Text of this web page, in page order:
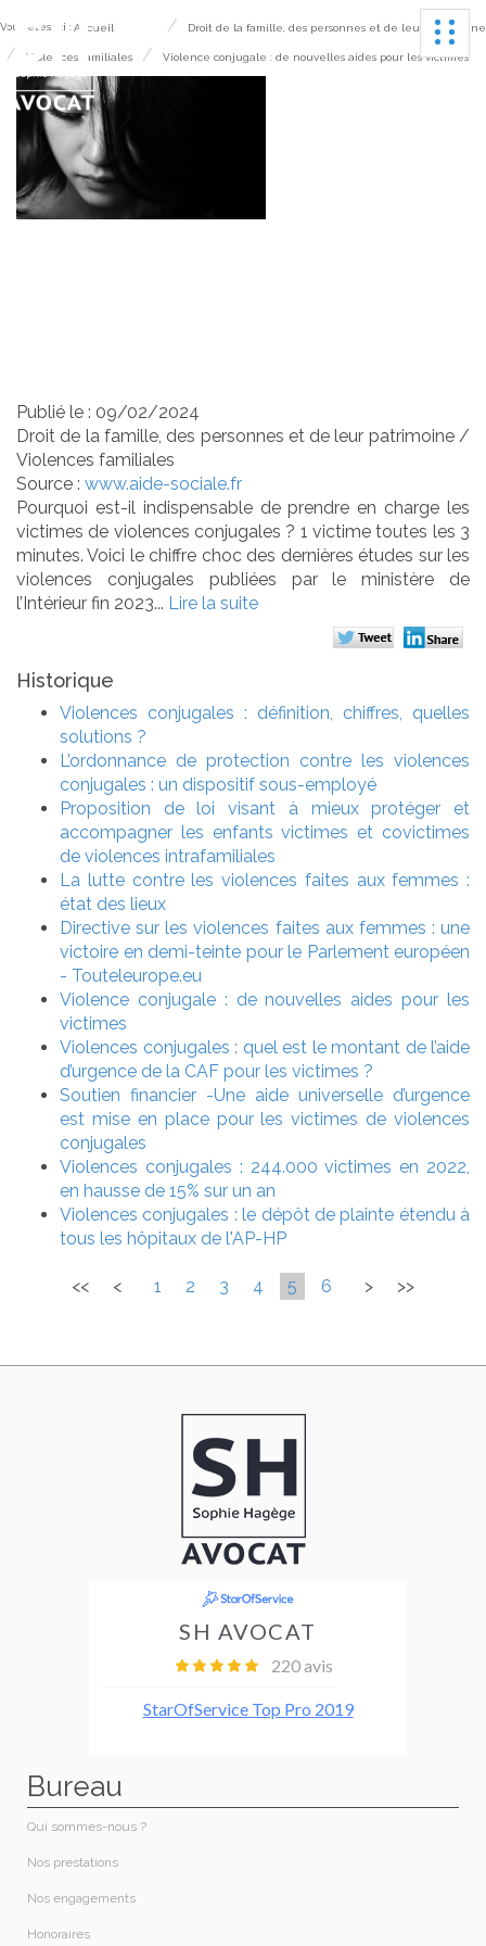
Vous êtes ici :Accueil Droit de la famille, des personnes et de leur patrimoine
Violences familiales Violence conjugale : de nouvelles aides pour les victimes
Publié le : 09/02/2024
Droit de la famille, des personnes et de leur patrimoine/
Violences familiales
Source : www.aide-sociale.fr
Pourquoi est-il indispensable de prendre en charge les
victimes de violences conjugales ? 1 victime toutes les 3
minutes. Voici le chiffre choc des dernières études sur les
violences conjugales publiées par le ministère de
l’Intérieur fin 2023... Lire la suite
Historique
Violences conjugales : définition, chiffres, quelles
solutions ?
L’ordonnance de protection contre les violences
conjugales : un dispositif sous-employé
Proposition de loi visant à mieux protéger et
accompagner les enfants victimes et covictimes
de violences intrafamiliales
La lutte contre les violences faites aux femmes :
état des lieux
Directive sur les violences faites aux femmes : une
victoire en demi-teinte pour le Parlement européen
- Touteleurope.eu
Violence conjugale : de nouvelles aides pour les
victimes
Violences conjugales : quel est le montant de l’aide
d’urgence de la CAF pour les victimes ?
Soutien financier -Une aide universelle d’urgence
est mise en place pour les victimes de violences
conjugales
Violences conjugales : 244.000 victimes en 2022,
en hausse de 15% sur un an
Violences conjugales : le dépôt de plainte étendu à
tous les hôpitaux de l'AP-HP
<< < 1 2 3 4 5 6 > >>
Bureau
Qui sommes-nous ?​
Nos prestations​
Nos engagements
Honoraires​